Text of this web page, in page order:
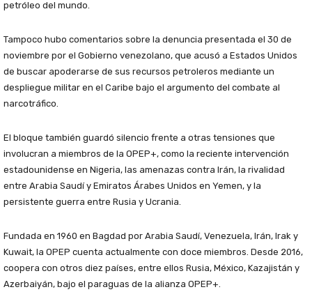
petróleo del mundo.
Tampoco hubo comentarios sobre la denuncia presentada el 30 de
noviembre por el Gobierno venezolano, que acusó a Estados Unidos
de buscar apoderarse de sus recursos petroleros mediante un
despliegue militar en el Caribe bajo el argumento del combate al
narcotráfico.
El bloque también guardó silencio frente a otras tensiones que
involucran a miembros de la OPEP+, como la reciente intervención
estadounidense en Nigeria, las amenazas contra Irán, la rivalidad
entre Arabia Saudí y Emiratos Árabes Unidos en Yemen, y la
persistente guerra entre Rusia y Ucrania.
Fundada en 1960 en Bagdad por Arabia Saudí, Venezuela, Irán, Irak y
Kuwait, la OPEP cuenta actualmente con doce miembros. Desde 2016,
coopera con otros diez países, entre ellos Rusia, México, Kazajistán y
Azerbaiyán, bajo el paraguas de la alianza OPEP+.